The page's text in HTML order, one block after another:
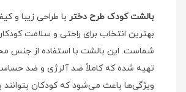
بالشت کودک طرح دختر با طراحی زیبا و
بهترین انتخاب برای راحتی و سلامت
شماست. این بالشت با استفاده از جنس
تهیه شده که کاملاً ضد آلرژی و ضد
ویژگی‌ها باعث می‌شود که کودکان بتوانند